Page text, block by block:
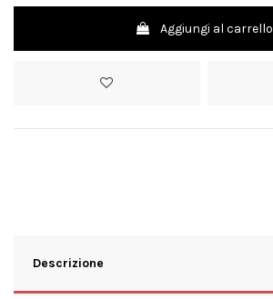
Aggiungi al carrello
Descrizione